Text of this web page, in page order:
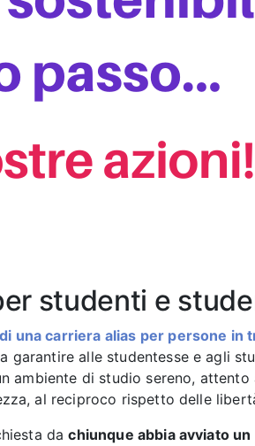
studenti e
una carriera alias per persone in
garantire alle studentesse e agli
ambiente di studio sereno,
al reciproco rispetto delle
dachiunque abbia avviato